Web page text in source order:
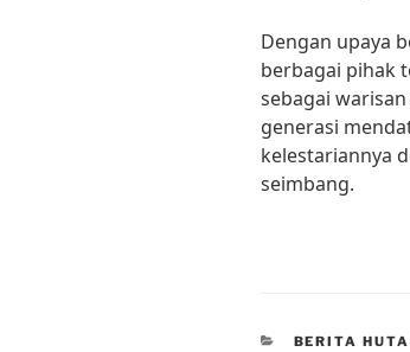
Dengan upaya
berbagai pihak
sebagai
generasi
kelestariannya
seimbang.
CATEGORIES
BERITA